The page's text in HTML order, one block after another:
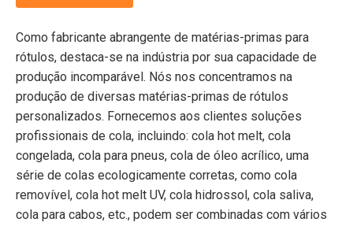
Como fabricante abrangente de matérias-primas para
rótulos, destaca-se na indústria por sua capacidade de
produção incomparável. Nós nos concentramos na
produção de diversas matérias-primas de rótulos
personalizados. Fornecemos aos clientes soluções
profissionais de cola, incluindo: cola hot melt, cola
congelada, cola para pneus, cola de óleo acrílico, uma
série de colas ecologicamente corretas, como cola
removível, cola hot melt UV, cola hidrossol, cola saliva,
cola para cabos, etc., podem ser combinadas com vários